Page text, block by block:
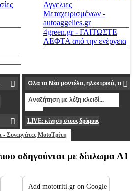
Αγγελιες
Μεταχειρισμένων -
autoaggelies.gr
4green.gr - ΓΛΙΤΩΣΤΕ
ΛΕΦΤΑ από την ενέργεια
LIVE: κίνηση στους δρόμους
- Συνεργάτες MotoΤρίτη
οδηγούνται με δίπλωμα Α1
Add mototriti.gr on Google